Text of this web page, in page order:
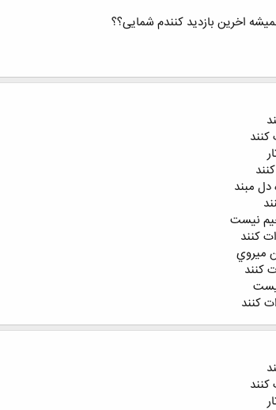
اخرین بازدید کنندم شمایی؟؟
مبند
نيست
كنند
ميروي
كنند
كنند